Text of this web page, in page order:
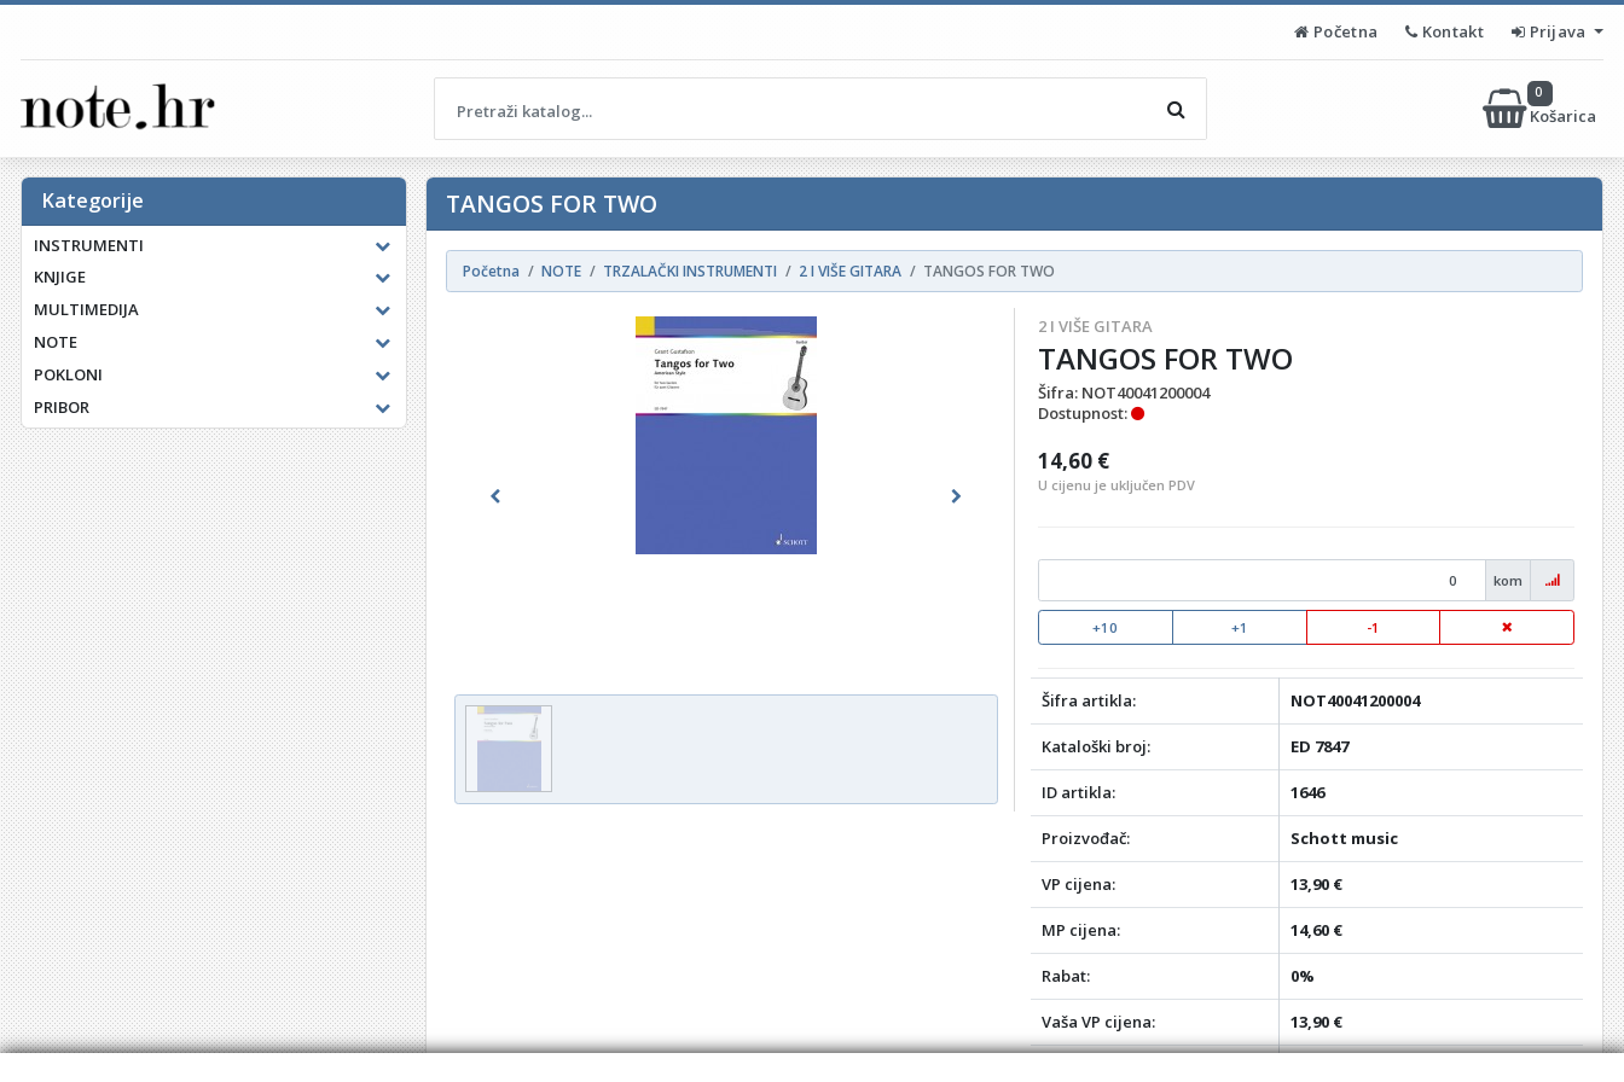
Početna Kontakt Prijava
Košarica
0
Kategorije
INSTRUMENTI
KNJIGE
MULTIMEDIJA
NOTE
POKLONI
PRIBOR
TANGOS FOR TWO
Početna NOTE TRZALAČKI INSTRUMENTI 2 I VIŠE GITARA TANGOS FOR TWO
Previous Next
2 I VIŠE GITARA
TANGOS FOR TWO
Šifra: NOT40041200004
Dostupnost:
14,60 €
U cijenu je uključen PDV
kom
+10 +1 -1
Šifra artikla: NOT40041200004
Kataloški broj: ED 7847
ID artikla: 1646
Proizvođač: Schott music
VP cijena: 13,90 €
MP cijena: 14,60 €
Rabat: 0%
Vaša VP cijena: 13,90 €